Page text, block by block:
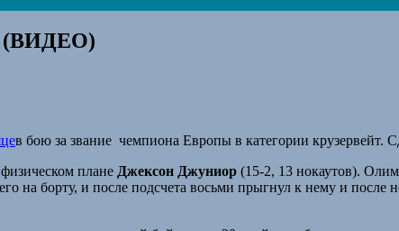
(ВИДЕО)
в бою за звание чемпиона Европы в категории крузервейт.
плане Джексон Джуниор (15-2, 13 нокаутов).
на борту, и после подсчета восьми прыгнул к нему и после